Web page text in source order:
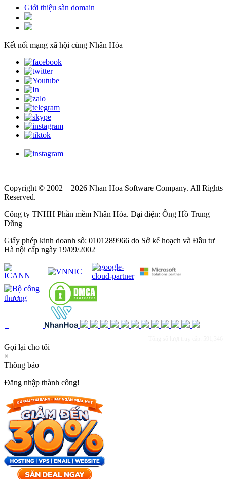
Giới thiệu sàn domain
Kết nối mạng xã hội cùng Nhân Hòa
Copyright © 2002 – 2026 Nhan Hoa Software Company. All Rights
Reserved.
Công ty TNHH Phần mềm Nhân Hòa. Đại diện: Ông Hồ Trung
Dũng
Giấy phép kinh doanh số: 0101289966 do Sở kế hoạch và Đầu tư
Hà nội cấp ngày 19/09/2002
Gọi lại cho tôi
×
Thông báo
Đăng nhập thành công!